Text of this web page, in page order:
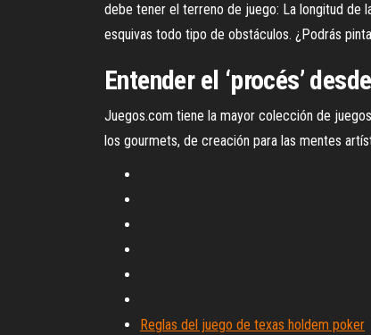
debe tener el terreno de juego: La longitud de
esquivas todo tipo de obstáculos. ¿Podrás
Entender el ‘procés’
Juegos.com tiene la mayor colección de
los gourmets, de creación para las mentes
Reglas del juego de texas holdem poker